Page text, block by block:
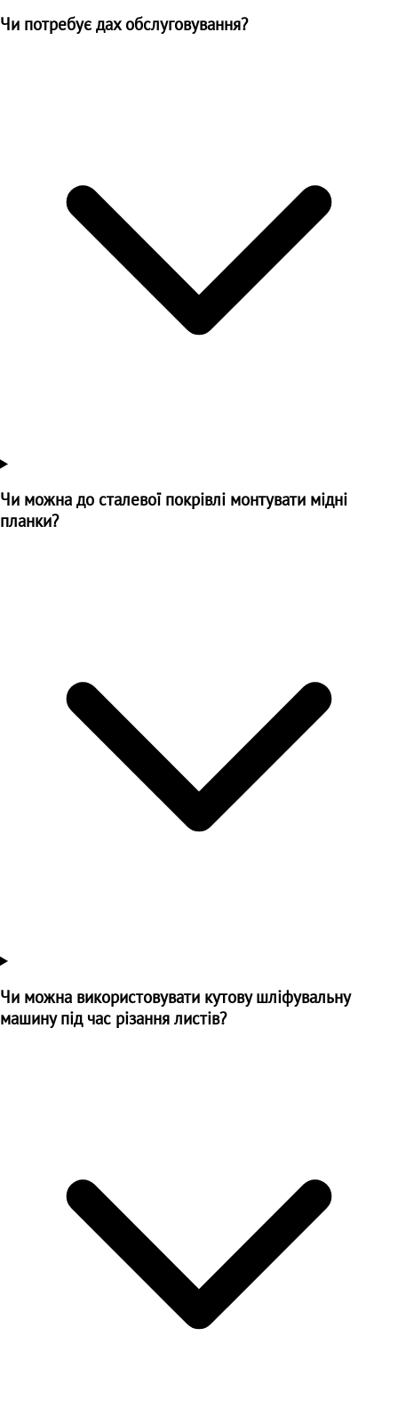
Чи потребує дах обслуговування?
Чи можна до сталевої покрівлі монтувати мідні
планки?
Чи можна використовувати кутову шліфувальну
машину під час різання листів?